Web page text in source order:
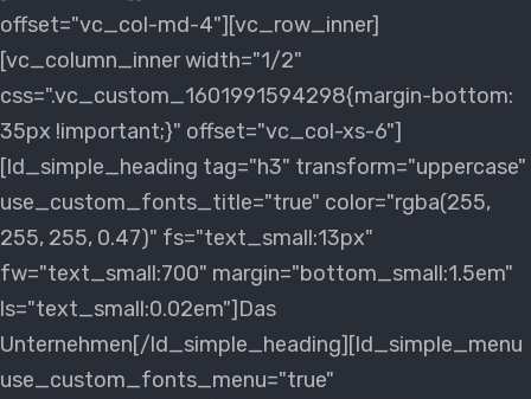
offset="vc_col-md-4"][vc_row_inner]
[vc_column_inner width="1/2"
css=".vc_custom_1601991594298{margin-bottom:
35px !important;}" offset="vc_col-xs-6"]
[ld_simple_heading tag="h3" transform="uppercase"
use_custom_fonts_title="true" color="rgba(255,
255, 255, 0.47)" fs="text_small:13px"
fw="text_small:700" margin="bottom_small:1.5em"
ls="text_small:0.02em"]Das
Unternehmen[/ld_simple_heading][ld_simple_menu
use_custom_fonts_menu="true"